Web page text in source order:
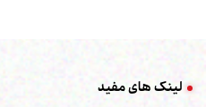
لینک های مفید